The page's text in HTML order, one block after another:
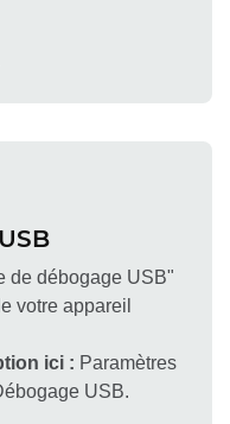
de débogage USB"
votre appareil
ici : Paramètres
USB.